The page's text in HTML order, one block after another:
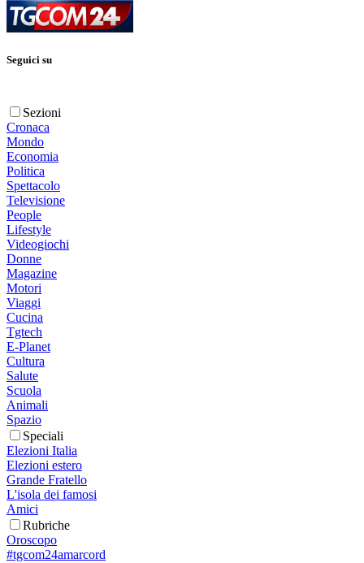
Seguici su
Sezioni
Cronaca
Mondo
Economia
Politica
Spettacolo
Televisione
People
Lifestyle
Videogiochi
Donne
Magazine
Motori
Viaggi
Cucina
Tgtech
E-Planet
Cultura
Salute
Scuola
Animali
Spazio
Speciali
Elezioni Italia
Elezioni estero
Grande Fratello
L'isola dei famosi
Amici
Rubriche
Oroscopo
#tgcom24amarcord